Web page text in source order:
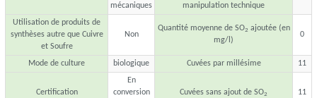
mécaniques
manipulation technique
Utilisation de produits de
synthèses autre que Cuivre
et Soufre
Non
Quantité moyenne de SO2 ajoutée (en
mg/l)
0
Mode de culture biologique Cuvées par millésime 11
Certification
En
conversion
Cuvées sans ajout de SO2 11